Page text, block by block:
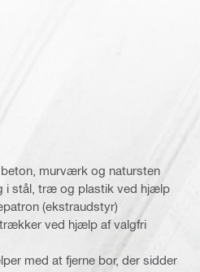
murværk og natursten
i stål, træ og plastik ved hjælp
(ekstraudstyr)
ved hjælp af valgfri
med at fjerne bor, der sidder